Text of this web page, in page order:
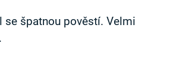
se špatnou pověstí. Velmi